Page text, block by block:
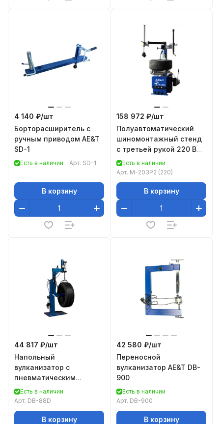
4 140 ₽/шт
Борторасширитель с
ручным приводом AE&T
SD-1
Есть в наличии Арт. SD-1
В корзину
158 972 ₽/шт
Полуавтоматический
шиномонтажный стенд
c третьей рукой 220 B
AE&T M-203P2
Есть в наличии
Арт. M-203P2 (220)
В корзину
44 817 ₽/шт
Напольный
вулканизатор с
пневматическим
прижимом AE&T DB-88D
Есть в наличии
Арт. DB-88D
В корзину
42 580 ₽/шт
Переносной
вулканизатор AE&T DB-
900
Есть в наличии
Арт. DB-900
В корзину